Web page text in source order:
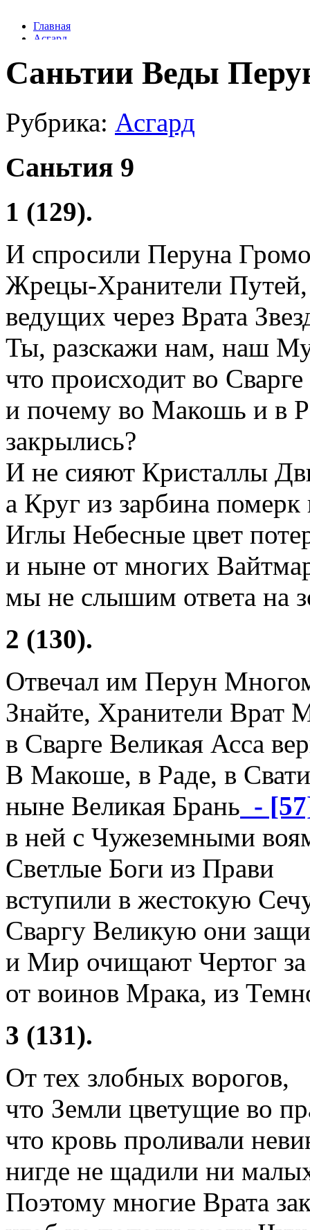
Саньтии Веды
Рубрика: Асгард
Саньтия 9
1 (129).
И спросили Перуна
Жрецы-Хранители Путей,
ведущих через Врата
Ты, разскажи нам, наш
что происходит во
и почему во Макошь и в
закрылись?
И не сияют Кристаллы
а Круг из зарбина померк
Иглы Небесные цвет
и ныне от многих
мы не слышим ответа на
2 (130).
Отвечал им Перун
Знайте, Хранители Врат
в Сварге Великая Асса
В Макоше, в Раде, в
ныне Великая Брань -
в ней с Чужеземными
Светлые Боги из Прави
вступили в жестокую
Сваргу Великую они
и Мир очищают Чертог за
от воинов Мрака, из
3 (131).
От тех злобных ворогов,
что Земли цветущие во
что кровь проливали
нигде не щадили ни
Поэтому многие Врата